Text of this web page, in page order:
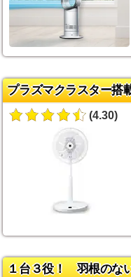
プラズマクラスター搭
(4.30)
１台３役！ 羽根のな